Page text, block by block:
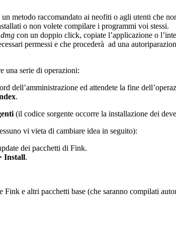
metodo raccomandato ai neofiti o agli utenti che
o non volete compilare i programmi voi stessi.
con un doppio click, copiate l’applicazione o
permessi e che procederà ad una
una serie di operazioni:
dell’amministrazione ed attendete la fine
.
(il codice sorgente occorre la installazione dei
vi vieta di cambiare idea in seguito):
dei pacchetti di Fink.
Install.
e altri pacchetti base (che saranno compilati